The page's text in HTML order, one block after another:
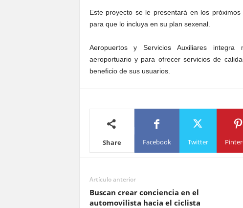
Este proyecto se le presentará en los
para que lo incluya en su plan sexenal.
Aeropuertos y Servicios Auxiliares
aeroportuario y para ofrecer servicios de
beneficio de sus usuarios.
Share Facebook Twitter
Artículo anterior
Buscan crear conciencia en el
automovilista hacia el ciclista